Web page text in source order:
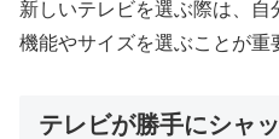
新しいテレビを選ぶ際は、
機能やサイズを選ぶことが重
テレビが勝手にシャ